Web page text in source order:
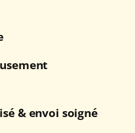
& envoi soigné